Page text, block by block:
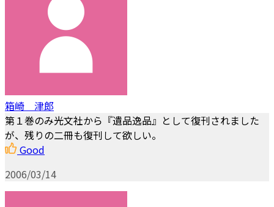
箱崎 津郎
第１巻のみ光文社から『遺品逸品』として復刊されました
が、残りの二冊も復刊して欲しい。
Good
2006/03/14